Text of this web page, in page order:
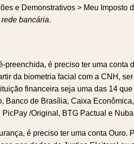
e Demonstrativos > Meu Imposto
bancária.
preenchida, é preciso ter uma conta
da biometria facial com a CNH,
financeira seja uma das 14
Banco de Brasília, Caixa
/Original, BTG Pactual e
é preciso ter uma conta Ouro.